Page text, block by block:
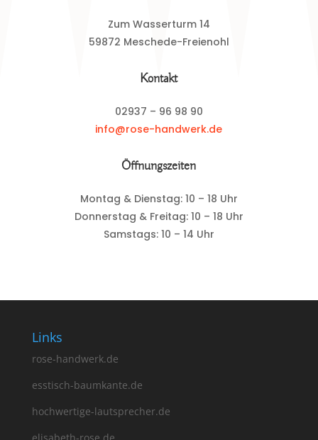
Zum Wasserturm 14
59872 Meschede-Freienohl
Kontakt
02937 – 96 98 90
info@rose-handwerk.de
Öffnungszeiten
Montag & Dienstag: 10 – 18 Uhr
Donnerstag & Freitag: 10 – 18 Uhr
Samstags: 10 – 14 Uhr
Links
rose-handwerk.de
esstisch-baumkante.de
hochwertige-lautsprecher.de